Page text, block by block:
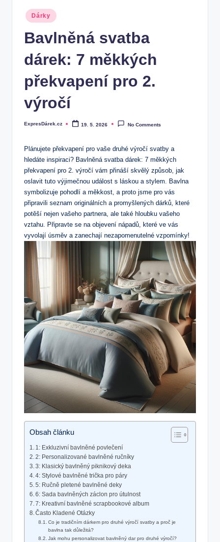
Posted
in
Dárky
Bavlněná svatba
dárek: 7 měkkých
překvapení pro 2.
výročí
Posted
ExpresDárek.cz 19. 5. 2026 No Comments
Plánujete překvapení pro vaše druhé výročí svatby ​a
hledáte inspiraci? Bavlněná svatba dárek: 7 měkkých
překvapení pro 2. výročí vám přináší skvělý způsob, ⁣jak
oslavit tuto⁢ výjimečnou událost s láskou a ‍stylem. Bavlna
symbolizuje pohodlí a měkkost, a proto jsme pro vás
připravili seznam originálních a promyšlených dárků, které
potěší nejen vašeho partnera, ale také hloubku vašeho‍
vztahu. Připravte se na objevení nápadů, které ve⁢ vás
⁤vyvolají úsměv ⁤a zanechají nezapomenutelné vzpomínky!
Obsah článku
1: ​Exkluzivní bavlněné povlečení
2: Personalizované ‌bavlněné ručníky
3: Klasický bavlněný piknikový ‌deka
4: Stylové bavlněné trička pro páry
5: Ručně pletené bavlněné deky
6: Sada bavlněných záclon pro útulnost
7: Kreativní bavlněné scrapbookové album
Často⁢ Kladené Otázky
Co ‍je tradičním ⁣dárkem ​pro druhé výročí svatby a proč je
bavlna tak důležitá?
Jak mohu personalizovat bavlněný dar pro druhé výročí?